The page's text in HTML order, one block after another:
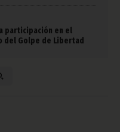
participación en el
del Golpe de Libertad